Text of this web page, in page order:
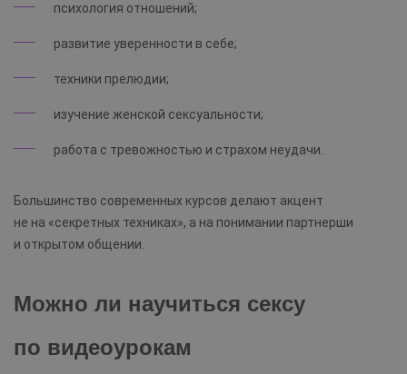
психология отношений;
развитие уверенности в себе;
техники прелюдии;
изучение женской сексуальности;
работа с тревожностью и страхом неудачи.
Большинство современных курсов делают акцент
не на «секретных техниках», а на понимании партнерши
и открытом общении.
Можно ли научиться сексу
по видеоурокам